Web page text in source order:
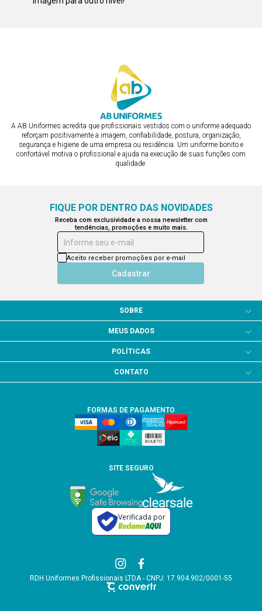
A AB Uniformes acredita que profissionais vestidos com o uniforme adequado
reforçam positivamente a imagem, confiabilidade, postura, organização,
segurança e higiene de uma empresa ou residência. Um uniforme bonito e
confortável motiva o profissional e ajuda na execução de suas funções com
qualidade.
FIQUE POR DENTRO DAS NOVIDADES
Receba com exclusividade a nossa newsletter com
tendências, promoções e muito mais.
Informe seu e-mail
Cadastrar
Aceito receber promoções por e-mail
SOBRE
MEUS DADOS
POLÍTICAS
CONTATO
SITE SEGURO
Verificada por
FORMAS DE PAGAMENTO
RDH Uniformes Profissionais LTDA - CNPJ: 17.904.902/0001-55